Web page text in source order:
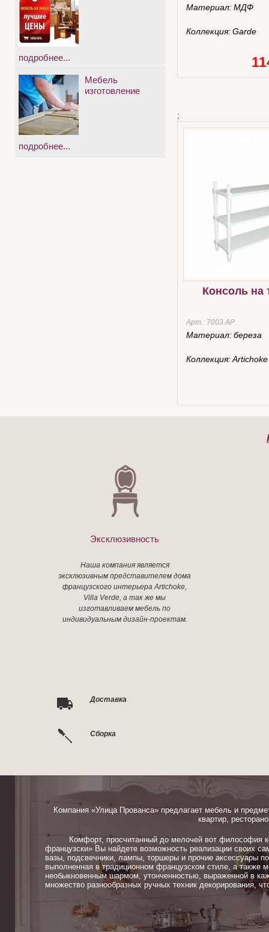
Материал:МДФ
Коллекция:Garde
;
Консоль на
Арт.: 7003.AР
Материал:береза
Коллекция:Artichoke
подробнее...
Мебель
изготовление
подробнее...
Эксклюзивность
Наша компания является
эксклюзивным представителем дома
французского интерьера Artichoke,
Villa Verde, а так же мы
изготавливаем мебель по
индивидуальным дизайн-проектам.
Доставка
Сборка
Компания «Улица Прованса» предлагает мебель и
квартир,
Комфорт, просчитанный до мелочей вот философия
французски» Вы найдете возможность реализации своих
вазы, подсвечники, лампы, торшеры и прочие аксессуары
выполненная в традиционном французском стиле, а также
необыкновенным шармом, утонченностью, выраженной в
множество разнообразных ручных техник декорирования,